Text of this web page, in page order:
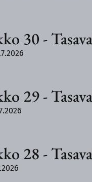
30 -
29-
28 -